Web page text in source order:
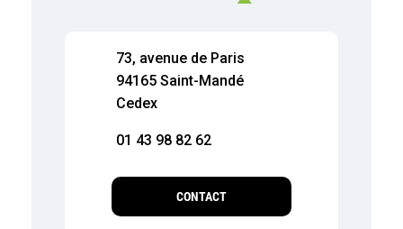
73, avenue de Paris
94165 Saint-Mandé
Cedex
01 43 98 82 62
CONTACT